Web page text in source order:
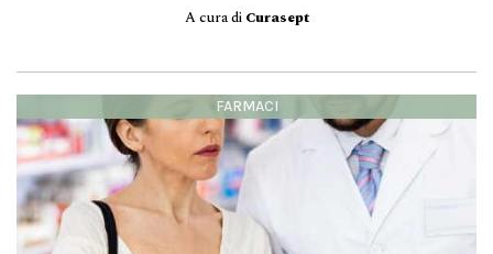
A cura di Curasept
FARMACI